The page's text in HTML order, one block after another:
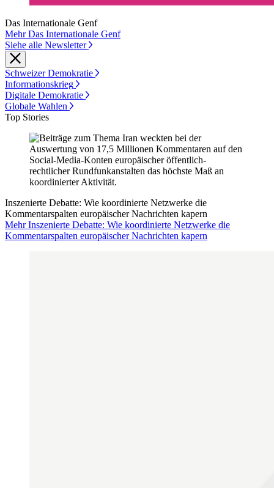
Das Internationale Genf
Mehr Das Internationale Genf
Siehe alle Newsletter
Schweizer Demokratie
Informationskrieg
Digitale Demokratie
Globale Wahlen
Top Stories
Inszenierte Debatte: Wie koordinierte Netzwerke die
Kommentarspalten europäischer Nachrichten kapern
Mehr Inszenierte Debatte: Wie koordinierte Netzwerke die
Kommentarspalten europäischer Nachrichten kapern